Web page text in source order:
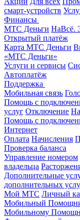
смарт-устройств
Финансы
МТС Деньги НаВсё.
Открытый платёж
Карта МТС Деньги
«МТС Деньги»
Услуги и сервисы
Автоплатёж
Поддержка
Мобильная связь
Помощь с
услуг Отключение
Помощь с
Интернет
Оплата Начисления
Проверка баланса
Управление номером
владельца
Дополнительные
дополнительных
Мой МТС Личный
Мобильный
Мобильному